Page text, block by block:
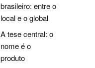
brasileiro: entre o
local e o global
A tese central: o
nome é o
produto